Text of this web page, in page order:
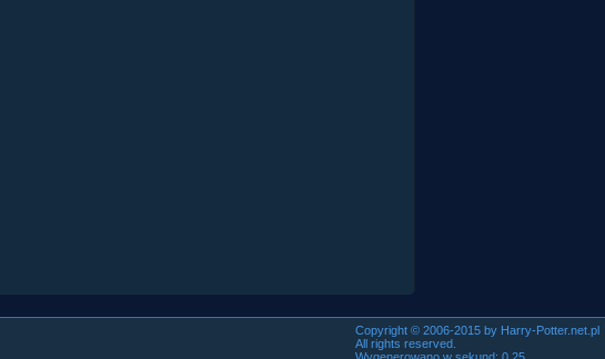
Copyright © 2006-2015 by Harry-Potter.net.pl
All rights reserved.